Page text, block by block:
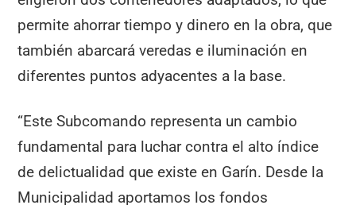
permite ahorrar tiempo y dinero en la obra, que
también abarcará veredas e iluminación en
diferentes puntos adyacentes a la base.
“Este Subcomando representa un cambio
fundamental para luchar contra el alto índice
de delictualidad que existe en Garín. Desde la
Municipalidad aportamos los fondos